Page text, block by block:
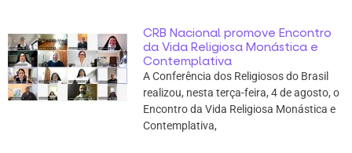
CRB Nacional promove Encontro
da Vida Religiosa Monástica e
Contemplativa
A Conferência dos Religiosos do Brasil
realizou, nesta terça-feira, 4 de agosto, o
Encontro da Vida Religiosa Monástica e
Contemplativa,